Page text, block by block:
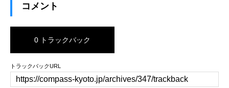
コメント
0 トラックバック
トラックバックURL